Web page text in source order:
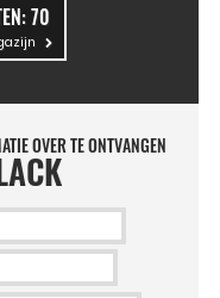
70
OVER TE ONTVANGEN